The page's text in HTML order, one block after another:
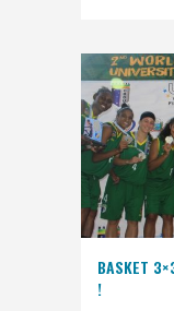
BASKET
!